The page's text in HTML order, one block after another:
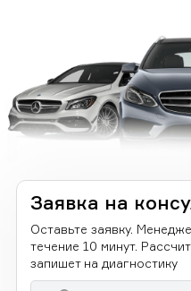
Заявка на
Оставьте заявку.
течение 10 минут.
запишет на диагностику